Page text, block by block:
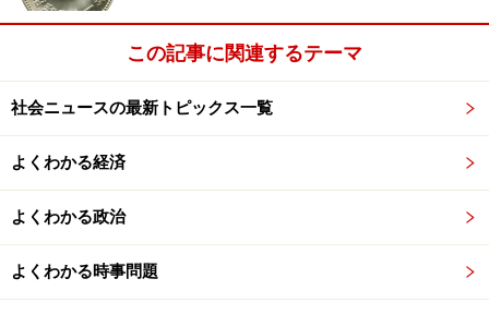
春先から、10～20代を中心に広がった「成人麻しん」
（15歳以上）の集団感染。首都圏の大学で休講が相次ぐ
など、感染は全国規模で拡大し、6年ぶりの大流行とな
りました。また、沖縄・青森県では、11月に入ってから
も患者が増え続け、まさに、はしかの「当たり年」！
タート。過去20年で最も早い時期の流行で、そのほとん
どがAソ連型ウイルスですが、いずれにしても、うが
い・手洗いを怠りなく！
この記事に関連するテーマ
社会ニュースの最新トピックス一覧
よくわかる経済
よくわかる政治
よくわかる時事問題